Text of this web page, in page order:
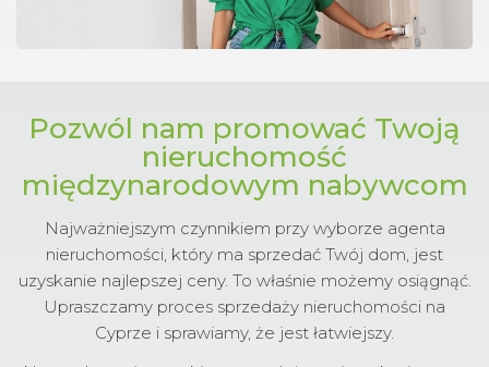
Pozwól nam promować Twoją
nieruchomość
międzynarodowym nabywcom
Najważniejszym czynnikiem przy wyborze agenta
nieruchomości, który ma sprzedać Twój dom, jest
uzyskanie najlepszej ceny. To właśnie możemy osiągnąć.
Upraszczamy proces sprzedaży nieruchomości na
Cyprze i sprawiamy, że jest łatwiejszy.